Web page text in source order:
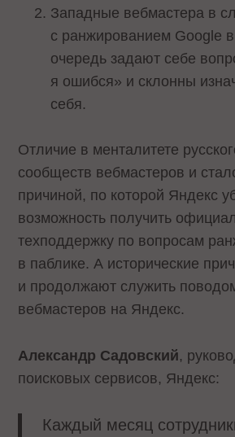
Западные вебмастера в
с ранжированием Google
очередь задают себе
я ошибся» и склонны
себя.
Отличие в менталитете
сообществ вебмастеров и
причиной, по которой Яндекс
возможность получить
техподдержку по вопросам
в паблике. А исторические
и продолжают служить
вебмастеров на Яндекс.
Александр Садовский,
поисковых сервисов, Яндекс:
Каждый месяц